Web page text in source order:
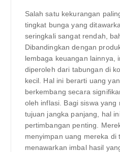
Salah satu kekurangan
tingkat bunga yang
seringkali sangat rendah,
Dibandingkan dengan
lembaga keuangan lainnya,
diperoleh dari tabungan di
kecil. Hal ini berarti uang
berkembang secara
oleh inflasi. Bagi siswa yang
tujuan jangka panjang, hal
pertimbangan penting.
menyimpan uang mereka di
menawarkan imbal hasil